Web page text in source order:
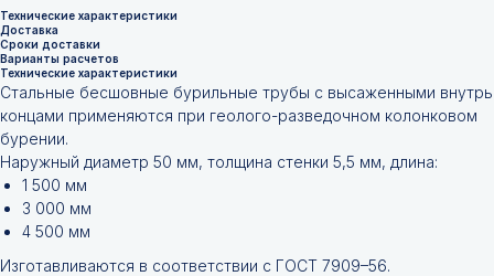
Технические характеристики
Доставка
Сроки доставки
Варианты расчетов
Технические характеристики
Стальные бесшовные бурильные трубы с высаженными внутрь
концами применяются при геолого-разведочном колонковом
бурении.
Наружный диаметр 50 мм, толщина стенки 5,5 мм, длина:
1 500 мм
3 000 мм
4 500 мм
Изготавливаются в соответствии с ГОСТ 7909–56.